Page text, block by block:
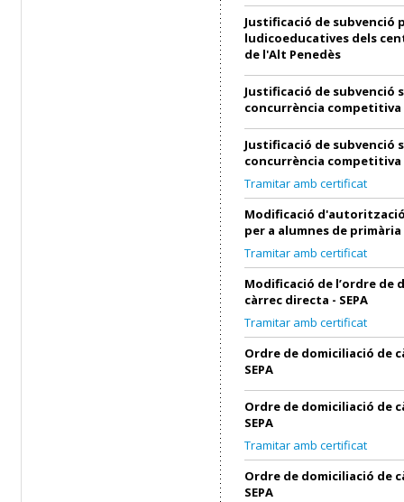
Justificació de subvenció
ludicoeducatives dels
de l'Alt Penedès
Justificació de subvenció
concurrència competitiva
Justificació de subvenció
concurrència competitiva
Tramitar amb certificat
Modificació
per a alumnes de primària
Tramitar amb certificat
Modificació de l’ordre de
càrrec directa - SEPA
Tramitar amb certificat
Ordre de domiciliació de
SEPA
Ordre de domiciliació de
SEPA
Tramitar amb certificat
Ordre de domiciliació de
SEPA